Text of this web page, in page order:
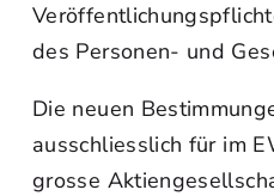
des Personen- und
Die neuen
ausschliesslich für im
grosse